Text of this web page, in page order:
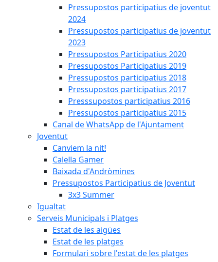
Pressupostos participatius de joventut
2024
Pressupostos participatius de joventut
2023
Pressupostos Participatius 2020
Pressupostos Participatius 2019
Pressupostos participatius 2018
Pressupostos participatius 2017
Presssupostos participatius 2016
Pressupostos participatius 2015
Canal de WhatsApp de l'Ajuntament
Joventut
Canviem la nit!
Calella Gamer
Baixada d'Andròmines
Pressupostos Participatius de Joventut
3x3 Summer
Igualtat
Serveis Municipals i Platges
Estat de les aigües
Estat de les platges
Formulari sobre l'estat de les platges